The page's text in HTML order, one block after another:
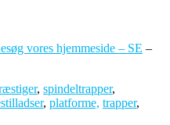
vores hjemmeside – SE –
, spindeltrapper,
, platforme, trapper,